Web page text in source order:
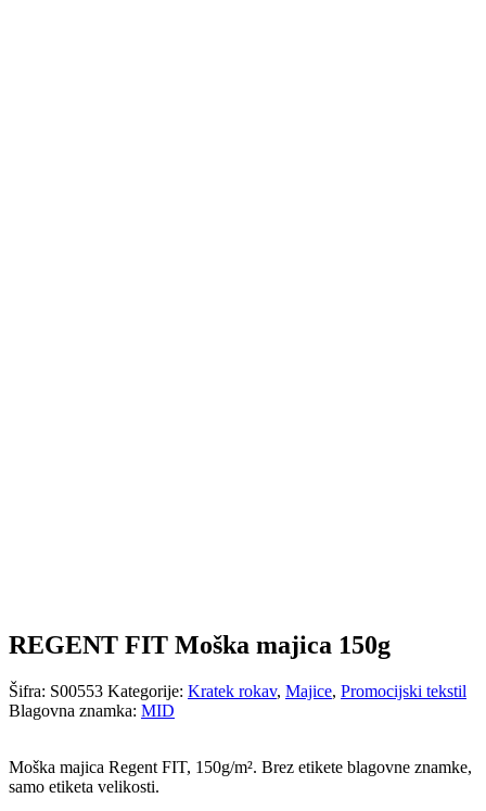
REGENT FIT Moška majica 150g
Šifra: S00553 Kategorije: Kratek rokav, Majice, Promocijski tekstil
Blagovna znamka: MID
Moška majica Regent FIT, 150g/m². Brez etikete blagovne znamke,
samo etiketa velikosti.